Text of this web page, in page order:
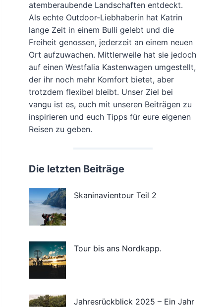
atemberaubende Landschaften entdeckt.
Als echte Outdoor-Liebhaberin hat Katrin
lange Zeit in einem Bulli gelebt und die
Freiheit genossen, jederzeit an einem neuen
Ort aufzuwachen. Mittlerweile hat sie jedoch
auf einen Westfalia Kastenwagen umgestellt,
der ihr noch mehr Komfort bietet, aber
trotzdem flexibel bleibt. Unser Ziel bei
vangu ist es, euch mit unseren Beiträgen zu
inspirieren und euch Tipps für eure eigenen
Reisen zu geben.
Die letzten Beiträge
Skaninavientour Teil 2
Tour bis ans Nordkapp.
Jahresrückblick 2025 – Ein Jahr